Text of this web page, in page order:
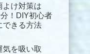
よけ対策は
！DIY初心者
できる方法
気を吸い取